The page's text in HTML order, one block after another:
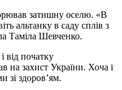
затишну оселю. «В
альтанку в саду сплів з
Таміла Шевченко.
від початку
на захист України. Хоча і
зі здоров’ям.